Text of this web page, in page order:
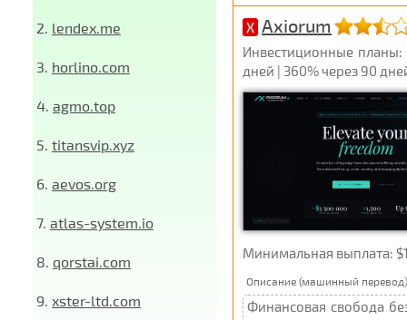
2. lendex.me
3. horlino.com
4. agmo.top
5. titansvip.xyz
6. aevos.org
7. atlas-system.io
8. qorstai.com
9. xster-ltd.com
X Axiorum
Инвестиционные планы:
дней | 360% через 90
Минимальная выплата:
Описание (машинный
Финансовая свобода